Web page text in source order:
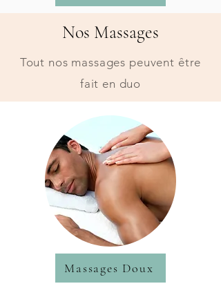
Nos Massages
Tout nos massages peuvent être
fait en duo
Massages Doux